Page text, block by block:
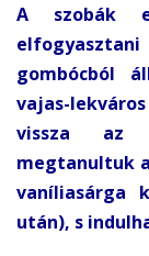
A szobák
gombócból
vajas-
vissza az
megtanultuk
vaníliasárga
után), s